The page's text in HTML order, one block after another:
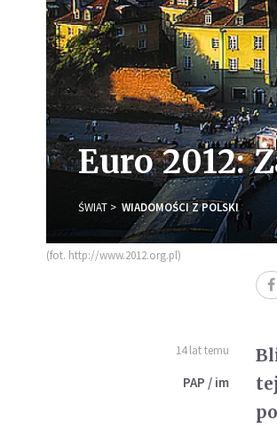
Euro 2012:
ŚWIAT WIADOMOŚCI Z POLSKI
(fot. http://www.2012.org.pl)
14 lat temu
PAP / im